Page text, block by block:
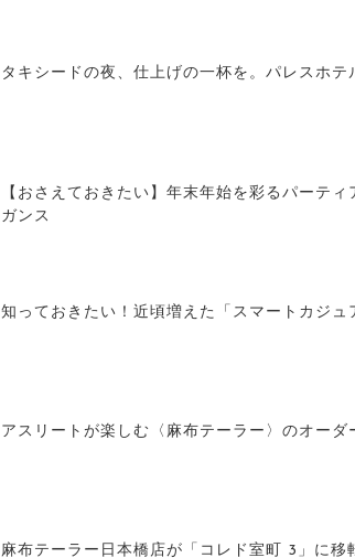
タキシードの夜、仕上げの一杯を。パレスホテ
【おさえておきたい】年末年始を彩るパーテ
ガンス
知っておきたい！近頃増えた「スマートカジュ
アスリートが楽しむ〈麻布テーラー〉のオーダ
麻布テーラー日本橋店が「コレド室町 3」に移